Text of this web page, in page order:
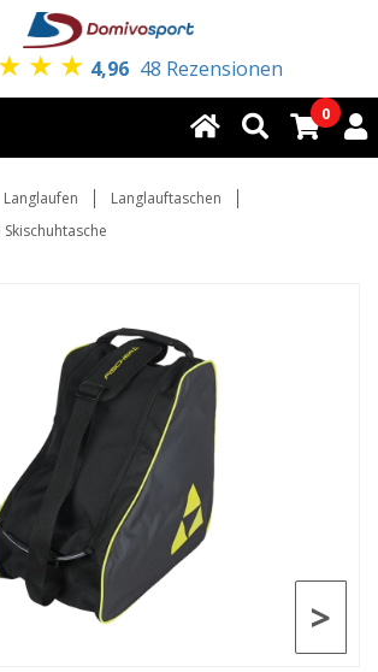
★ ★ ★ 4,96 48 Rezensionen
0
Langlaufen
Langlauftaschen
>